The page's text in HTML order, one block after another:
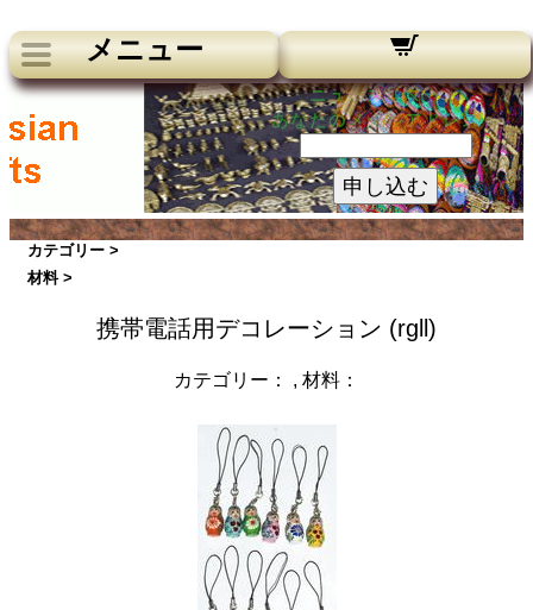
メニュー
ニュースレター：
あなたのメールアドレス：
申し込む
カテゴリー >
材料 >
携帯電話用デコレーション (rgll)
カテゴリー： , 材料：